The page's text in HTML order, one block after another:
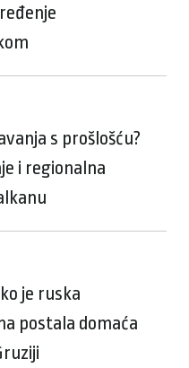
s prošlošću?
i regionalna
je ruska
postala domaća